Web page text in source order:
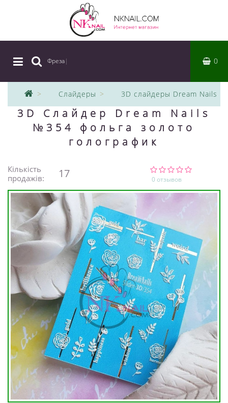
Фреза| 0
Слайдеры 3D слайдеры Dream Nails
3D Слайдер Dream Nails
№354 фольга золото
голографик
Кількість
продажів:
17 0 отзывов